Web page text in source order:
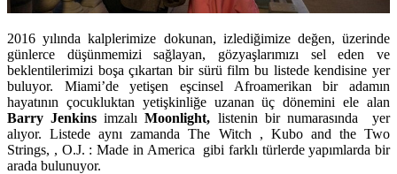
2016 yılında kalplerimize dokunan, izlediğimize değen, üzerinde
günlerce düşünmemizi sağlayan, gözyaşlarımızı sel eden ve
beklentilerimizi boşa çıkartan bir sürü film bu listede kendisine yer
buluyor. Miami’de yetişen eşcinsel Afroamerikan bir adamın
hayatının çocukluktan yetişkinliğe uzanan üç dönemini ele alan
Barry JenkinsimzalıMoonlight, listenin bir numarasında yer
alıyor. Listede aynı zamandaThe Witch , Kubo and the Two
Strings, , O.J. : Made in America gibi farklı türlerde yapımlarda bir
arada bulunuyor.